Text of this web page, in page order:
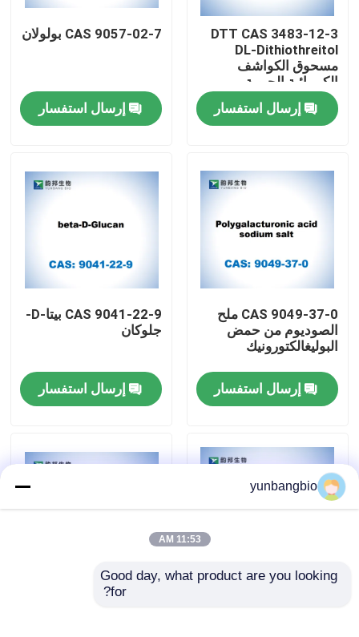
مسكن
منتجات
معلومات عنا
جولة في المعمل
مراقبة الجودة
أخبار
المخازن البيولوجية
DTT CAS 3483-12-3
DL-Dithiothreitol
مسحوق الكواشف
الكيميائية الحيوية
إرسال استفسار
CAS 9057-02-7 بولولان
إرسال استفسار
CAS 9049-37-0 ملح
الصوديوم من حمض
البوليغالكتورونيك
إرسال استفسار
CAS 9041-22-9 بيتا-D-
جلوكان
إرسال استفسار
CAS 9067-32-7
yunbangbio
11:53 AM
Good day, what product are you looking
for?